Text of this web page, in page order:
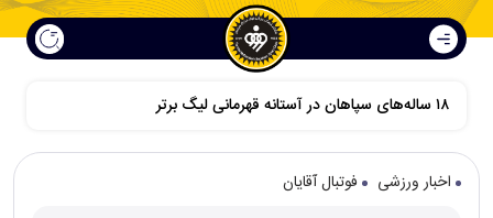
اخبار ورزشی
فوتبال آقایان